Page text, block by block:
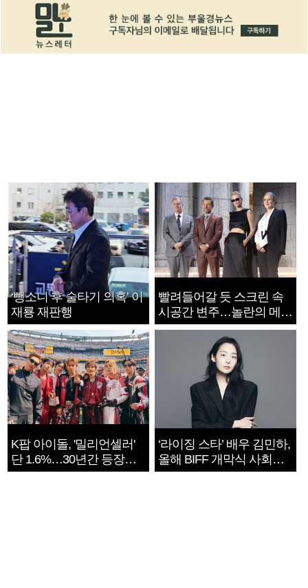
‘뺑소니 후 술타기 의혹’ 이
재룡 재판행
빨려들어갈 듯 스크린 속
시공간 변주…놀란의 메시
지는 ‘전쟁 속죄’
K팝 아이돌, '밀리언셀러'
단 1.6%…30년간 등장
1182개팀 전수조사
‘라이징 스타’ 배우 김민하,
올해 BIFF 개막식 사회자
확정